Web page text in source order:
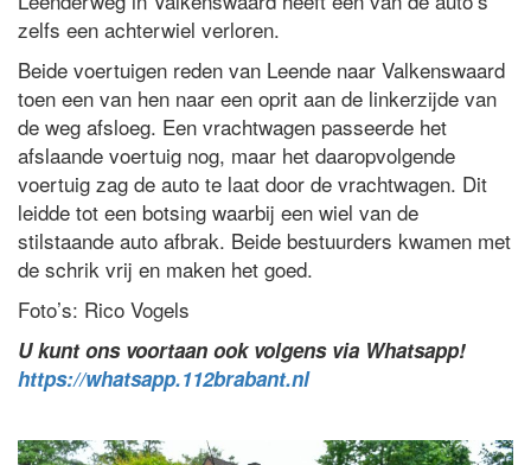
zelfs een achterwiel verloren.
Beide voertuigen reden van Leende naar Valkenswaard
toen een van hen naar een oprit aan de linkerzijde van
de weg afsloeg. Een vrachtwagen passeerde het
afslaande voertuig nog, maar het daaropvolgende
voertuig zag de auto te laat door de vrachtwagen. Dit
leidde tot een botsing waarbij een wiel van de
stilstaande auto afbrak. Beide bestuurders kwamen met
de schrik vrij en maken het goed.
Foto’s: Rico Vogels
U kunt ons voortaan ook volgens via Whatsapp!
https://whatsapp.112brabant.nl